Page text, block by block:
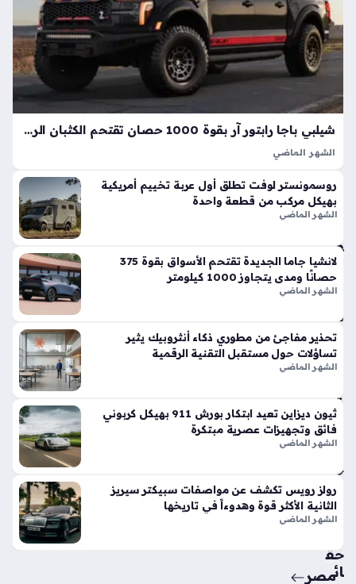
سي
ارة
الك
ة
الأك
اعت
دي
ة
فو
قاً
في
الأ
س
وا
ق
الح
ة
منذ
أسب
وع
واح
حق
ائ
شيلبي باجا رابتور آر بقوة 1000 حصان تقتحم الكثبان الرملية بأداء خارق
الشهر الماضي
المفرطة التي تكسر حواجز الأداء التقليدية في شاحنات البيك أب، إذ
ارتقت بهذه الفئة إلى مستويات غير مسبوقة بفضل تعديلات…
روسمونستر لوفت تطلق أول عربة تخييم أمريكية
بهيكل مركب من قطعة واحدة
الشهر الماضي
لانشيا جاما الجديدة تقتحم الأسواق بقوة 375
حصانًا ومدى يتجاوز 1000 كيلومتر
الشهر الماضي
تحذير مفاجئ من مطوري ذكاء أنثروبيك يثير
تساؤلات حول مستقبل التقنية الرقمية
الشهر الماضي
ثيون ديزاين تعيد ابتكار بورش 911 بهيكل كربوني
فائق وتجهيزات عصرية مبتكرة
الشهر الماضي
رولز رويس تكشف عن مواصفات سبيكتر سيريز
الثانية الأكثر قوة وهدوءاً في تاريخها
الشهر الماضي
مصر